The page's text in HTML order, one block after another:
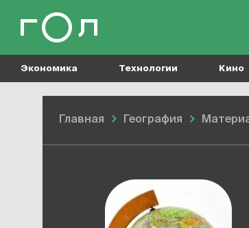
Экономика Технологии Кино
Главная География